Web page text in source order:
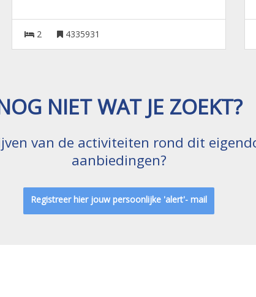
2 4335931
NIET WAT JE ZOEKT?
van de activiteiten rond dit
aanbiedingen?
Registreer hier jouw persoonlijke 'alert'- mail